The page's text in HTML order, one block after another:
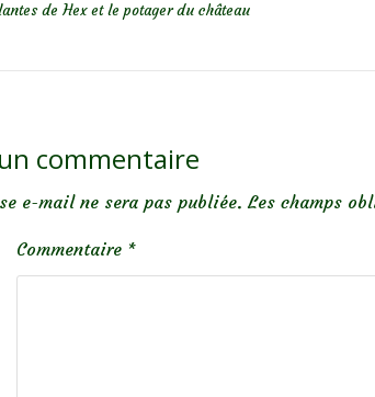
de Hex et le potager du château
commentaire
e-mail ne sera pas publiée. Les champs
Commentaire *